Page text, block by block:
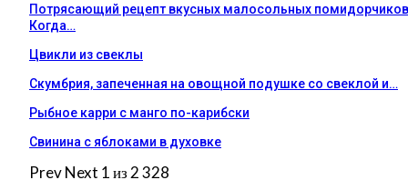
Потрясающий рецепт вкусных малосольных
Когда…
Цвикли из свеклы
Скумбрия, запеченная на овощной подушке со свеклой и…
Рыбное карри с манго по-карибски
Свинина с яблоками в духовке
PrevNext 1 из 2 328